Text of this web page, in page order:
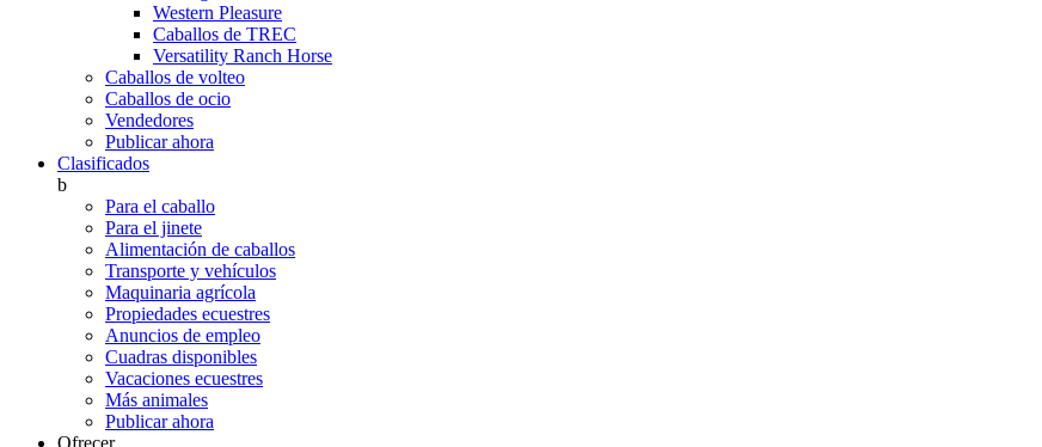
Western Pleasure
Caballos de TREC
Versatility Ranch Horse
Caballos de volteo
Caballos de ocio
Vendedores
Publicar ahora
Clasificados
b
Para el caballo
Para el jinete
Alimentación de caballos
Transporte y vehículos
Maquinaria agrícola
Propiedades ecuestres
Anuncios de empleo
Cuadras disponibles
Vacaciones ecuestres
Más animales
Publicar ahora
Ofrecer